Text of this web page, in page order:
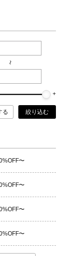
~
る 絞り込む
〜
〜
〜
〜